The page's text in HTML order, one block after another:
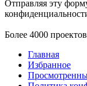
Отправляя эту
Более 4000
Главная
Избранное